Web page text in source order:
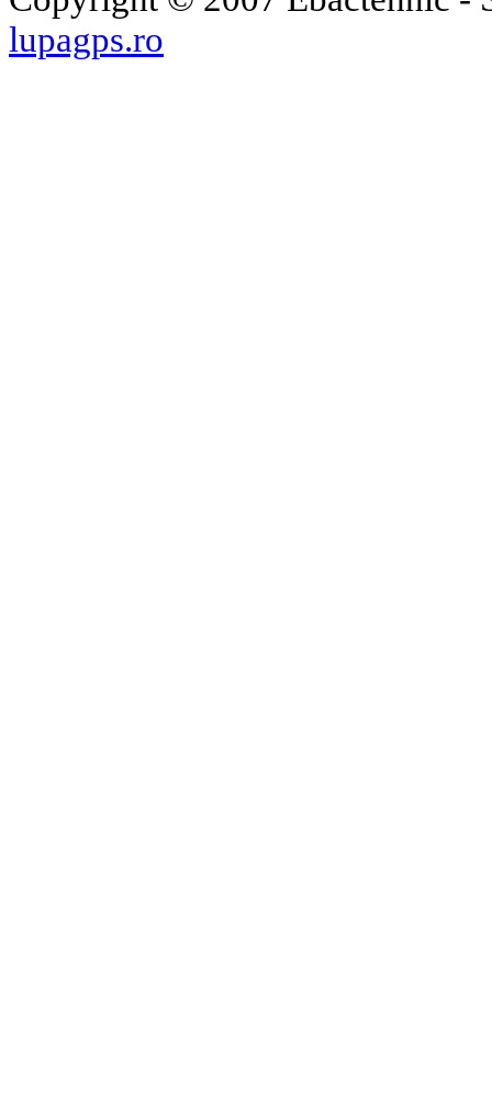
lupagps.ro